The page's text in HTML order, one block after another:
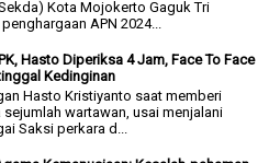
Kota Mojokerto Gaguk Tri
APN 2024...
Hasto Diperiksa 4 Jam, Face To Face
Kedinginan
Hasto Kristiyanto saat memberi
wartawan, usai menjalani
Saksi perkara d...